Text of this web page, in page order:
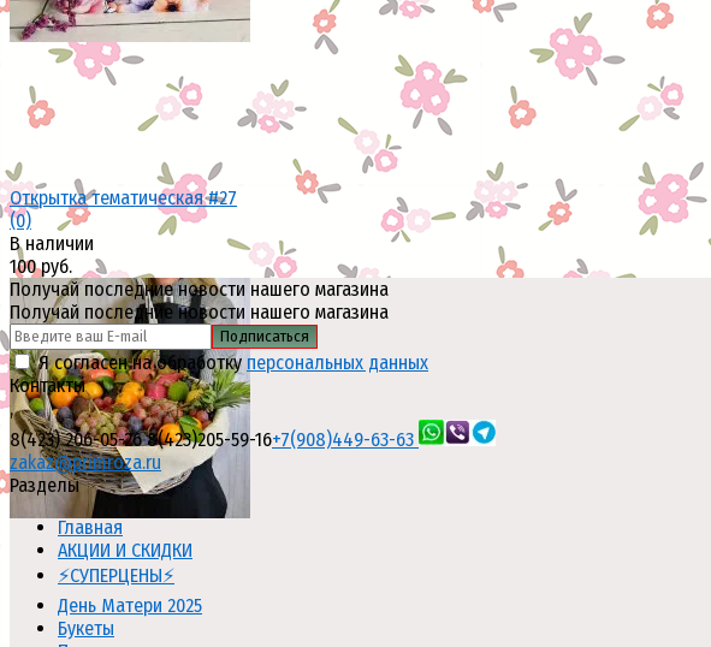
избранное сравнить
Открытка тематическая #27
(0)
В наличии
100 руб.
Получай последние новости нашего магазина
Получай последние новости нашего магазина
Подписаться
Я согласен на обработку персональных данных
Контакты
,
8(423) 206-05-268(423)205-59-16+7(908)449-63-63
zakaz@primroza.ru
Разделы
Главная
АКЦИИ И СКИДКИ
⚡СУПЕРЦЕНЫ⚡
День Матери 2025
Букеты